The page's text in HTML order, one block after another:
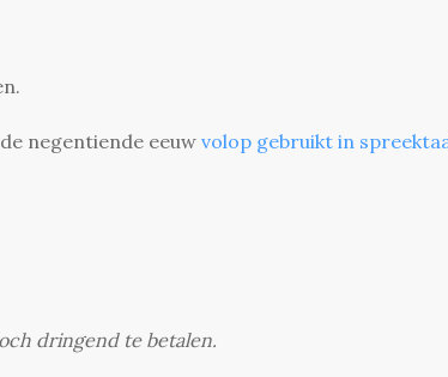
negentiende eeuwvolop gebruikt in
dringend te betalen.